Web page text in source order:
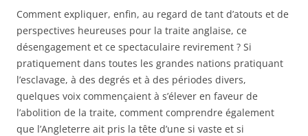
Comment expliquer, enfin, au regard de tant d’atouts et de
perspectives heureuses pour la traite anglaise, ce
désengagement et ce spectaculaire revirement ? Si
pratiquement dans toutes les grandes nations pratiquant
l’esclavage, à des degrés et à des périodes divers,
quelques voix commençaient à s’élever en faveur de
l’abolition de la traite, comment comprendre également
que l’Angleterre ait pris la tête d’une si vaste et si